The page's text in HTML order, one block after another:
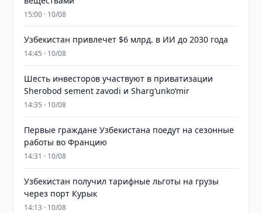
15:00 · 10/08
Узбекистан привлечет $6 млрд. в ИИ до 2030 года
14:45 · 10/08
Шесть инвесторов участвуют в приватизации
Sherobod sement zavodi и Shargʻunkoʻmir
14:35 · 10/08
Первые граждане Узбекистана поедут на сезонные
работы во Францию
14:31 · 10/08
Узбекистан получил тарифные льготы на грузы
через порт Курык
14:13 · 10/08